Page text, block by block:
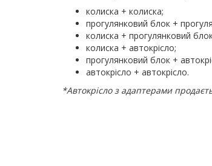
колиска + колиска;
прогулянковий блок +
колиска + прогулянковий
колиска + автокрісло;
прогулянковий блок +
автокрісло + автокрісло.
*Автокрісло з адаптерами